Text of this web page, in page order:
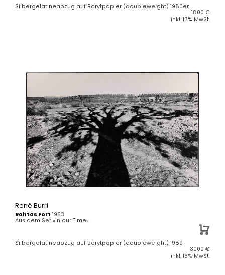
Silbergelatineabzug auf Barytpapier (doubleweight) 1980er
1800 €
inkl. 13% MwSt.
René Burri
Rohtas Fort 1963
Aus dem Set »In our Time«
Silbergelatineabzug auf Barytpapier (doubleweight) 1989
3000 €
inkl. 13% MwSt.